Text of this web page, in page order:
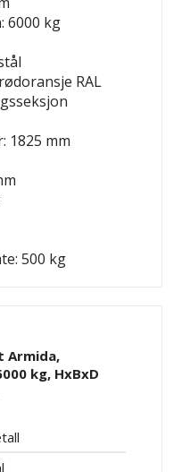
6000 kg
RAL
1825 mm
500 kg
Armida,
kg, HxBxD